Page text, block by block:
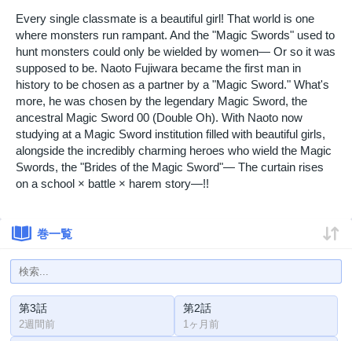
Every single classmate is a beautiful girl! That world is one
where monsters run rampant. And the "Magic Swords" used to
hunt monsters could only be wielded by women— Or so it was
supposed to be. Naoto Fujiwara became the first man in
history to be chosen as a partner by a "Magic Sword." What's
more, he was chosen by the legendary Magic Sword, the
ancestral Magic Sword 00 (Double Oh). With Naoto now
studying at a Magic Sword institution filled with beautiful girls,
alongside the incredibly charming heroes who wield the Magic
Swords, the "Brides of the Magic Sword"— The curtain rises
on a school × battle × harem story—!!
巻一覧
第3話
2週間前
第2話
1ヶ月前